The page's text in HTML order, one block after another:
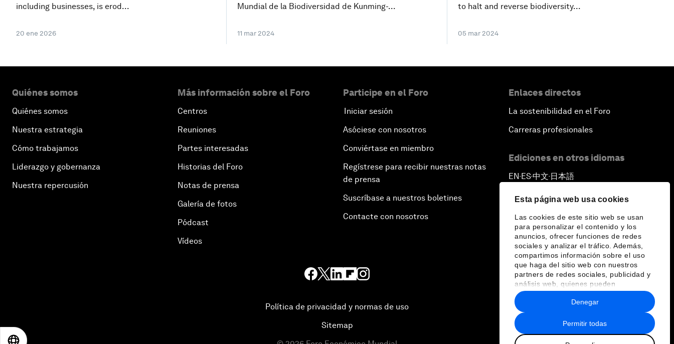
Esta página web usa cookies
Las cookies de este sitio web se usan
para personalizar el contenido y los
anuncios, ofrecer funciones de redes
sociales y analizar el tráfico. Además,
compartimos información sobre el uso
que haga del sitio web con nuestros
partners de redes sociales, publicidad y
análisis web, quienes pueden
combinarla con otra información que les
haya proporcionado o que hayan
recopilado a partir del uso que haya
hecho de sus servicios.
Permitir todas
Denegar
including businesses, is erod...
20 ene 2026
Mundial de la Biodiversidad de Kunming-...
11 mar 2024
to halt and reverse biodiversity...
05 mar 2024
Quiénes somos
Quiénes somos
Nuestra estrategia
Cómo trabajamos
Liderazgo y gobernanza
Nuestra repercusión
Más información sobre el Foro
Centros
Reuniones
Partes interesadas
Historias del Foro
Notas de prensa
Galería de fotos
Pódcast
Vídeos
Participe en el Foro
Iniciar sesión
Asóciese con nosotros
Conviértase en miembro
Regístrese para recibir nuestras notas
de prensa
Suscríbase a nuestros boletines
Contacte con nosotros
Enlaces directos
La sostenibilidad en el Foro
Carreras profesionales
Ediciones en otros idiomas
EN ▪ ES▪中文▪ 日本語
Política de privacidad y normas de uso
Sitemap